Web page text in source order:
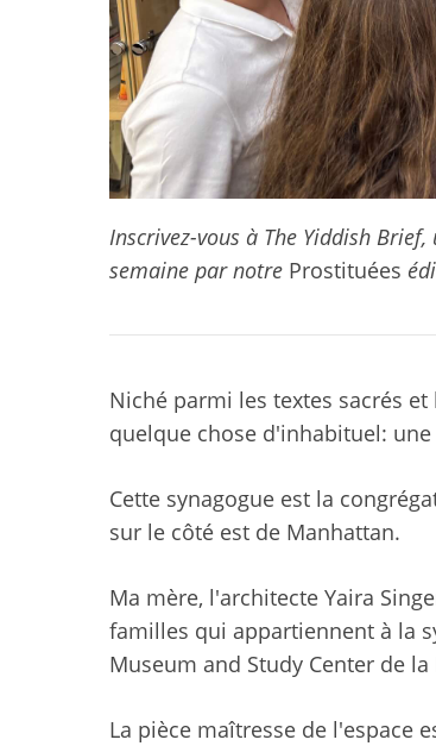
Inscrivez-vous à The Yiddish
semaine par notre Prostituées
Niché parmi les textes sacrés
quelque chose d'inhabituel:
Cette synagogue est la
sur le côté est de Manhattan.
Ma mère, l'architecte Yaira
familles qui appartiennent à la
Museum and Study Center de
La pièce maîtresse de l'espace